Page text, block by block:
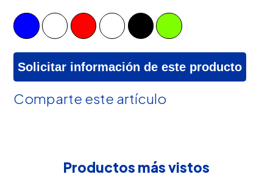
Solicitar información de este producto
Comparte este artículo
Productos más vistos